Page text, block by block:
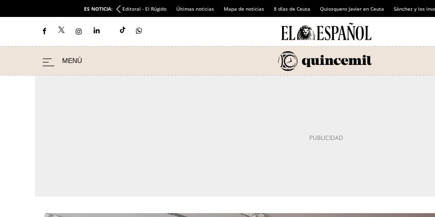
ES NOTICIA: Editoral - El Rúgido Últimas noticias Mapa de noticias 8 días de Ceuta Quiosquero Javier en Ceuta Sánchez y los